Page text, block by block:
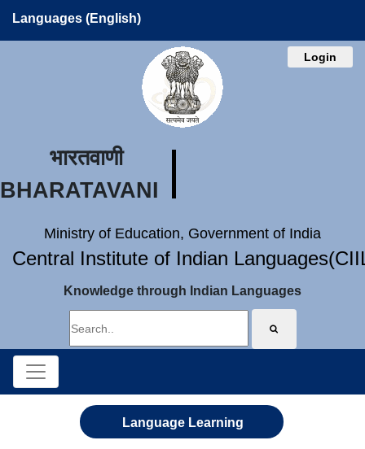
Languages (English)
Login
भारतवाणी
BHARATAVANI
Ministry of Education, Government of India
Central Institute of Indian
Knowledge through Indian Languages
Language Learning